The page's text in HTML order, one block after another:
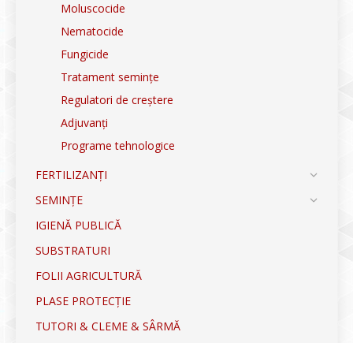
Moluscocide
Nematocide
Fungicide
Tratament semințe
Regulatori de creștere
Adjuvanți
Programe tehnologice
FERTILIZANȚI
SEMINȚE
IGIENĂ PUBLICĂ
SUBSTRATURI
FOLII AGRICULTURĂ
PLASE PROTECȚIE
TUTORI & CLEME & SÂRMĂ